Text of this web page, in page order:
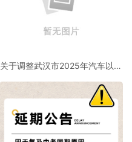
关于调整武汉市2025年汽车以旧